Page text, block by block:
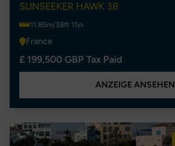
SUNSEEKER HAWK 38
11.85m/38ft 11in
France
£ 199,500 GBP Tax Paid
ANZEIGE ANSEHEN